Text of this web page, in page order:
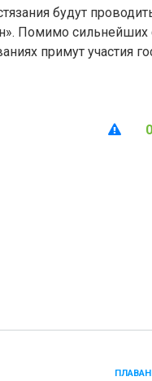
будут
Помимо сильнейших
примут участия
0